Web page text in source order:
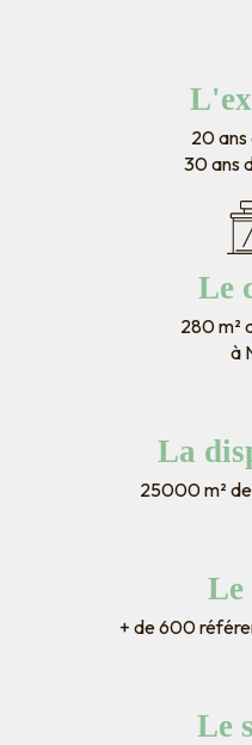
20 ans
30 ans
Le
280 m²
à
La
25000 m²
Le
+ de 600
Le